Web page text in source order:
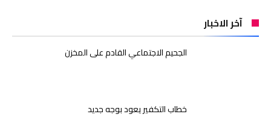
آخر الاخبار
الجحيم الاجتماعي القادم على المخزن
خطاب التكفير يعود بوجه جديد